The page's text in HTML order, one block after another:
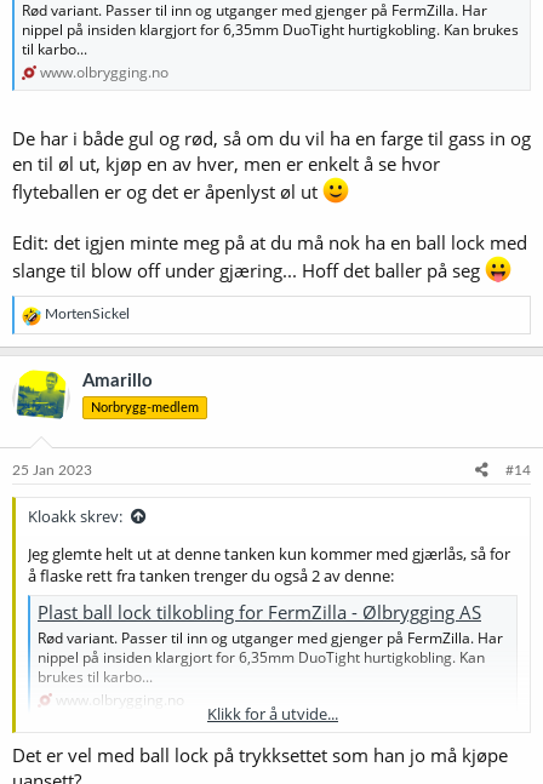
Rød variant. Passer til inn og utganger med gjenger på FermZilla. Har
nippel på insiden klargjort for 6,35mm DuoTight hurtigkobling. Kan brukes
til karbo...
www.olbrygging.no
De har i både gul og rød, så om du vil ha en farge til gass in og
en til øl ut, kjøp en av hver, men er enkelt å se hvor
flyteballen er og det er åpenlyst øl ut
Edit: det igjen minte meg på at du må nok ha en ball lock med
slange til blow off under gjæring... Hoff det baller på seg
R
e
a
k
s
j
e
MortenSickel
Amarillo
Norbrygg-medlem
25 Jan 2023 #14
Kloakk skrev:
Jeg glemte helt ut at denne tanken kun kommer med gjærlås, så for
å flaske rett fra tanken trenger du også 2 av denne:
Plast ball lock tilkobling for FermZilla - Ølbrygging AS
Rød variant. Passer til inn og utganger med gjenger på FermZilla. Har
nippel på insiden klargjort for 6,35mm DuoTight hurtigkobling. Kan
brukes til karbo...
www.olbrygging.no
De har i både gul og rød, så om du vil ha en farge til gass in og en til
Klikk for å utvide...
Det er vel med ball lock på trykksettet som han jo må kjøpe